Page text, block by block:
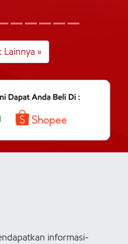
»
informasi-